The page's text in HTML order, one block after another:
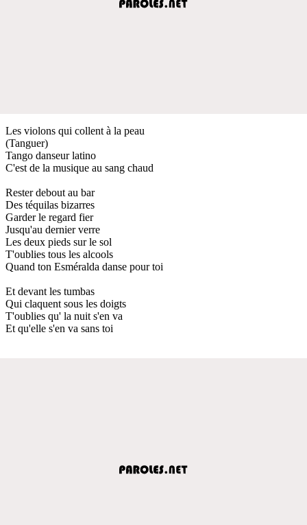
Les violons qui collent à la peau
(Tanguer)
Tango danseur latino
C'est de la musique au sang chaud
Rester debout au bar
Des téquilas bizarres
Garder le regard fier
Jusqu'au dernier verre
Les deux pieds sur le sol
T'oublies tous les alcools
Quand ton Esméralda danse pour toi
Et devant les tumbas
Qui claquent sous les doigts
T'oublies qu' la nuit s'en va
Et qu'elle s'en va sans toi